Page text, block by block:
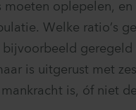
moeten oplepelen,
Welke ratio’s
is uitgerust met
is, óf niet